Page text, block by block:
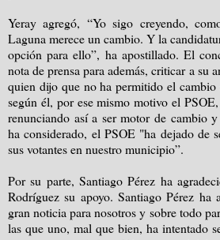
Yeray agregó, “Yo sigo creyendo,
Laguna merece un cambio. Y la
opción para ello”, ha apostillado. El
nota de prensa para además, criticar a su
quien dijo que no ha permitido el
según él, por ese mismo motivo el
renunciando así a ser motor de cambio
ha considerado, el PSOE "ha dejado de
sus votantes en nuestro municipio”.
Por su parte, Santiago Pérez ha
Rodríguez su apoyo. Santiago Pérez ha
gran noticia para nosotros y sobre todo
las que uno, mal que bien, ha intentado